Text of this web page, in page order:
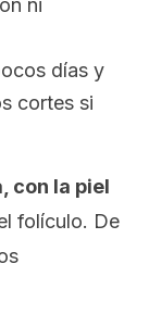
ni
días y
cortes si
con la piel
folículo. De